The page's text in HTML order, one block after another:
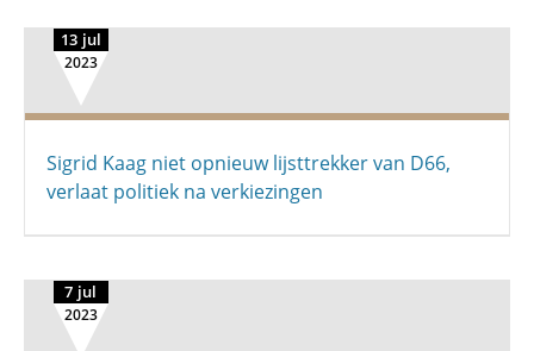
13 jul
2023
Sigrid Kaag niet opnieuw lijsttrekker van D66,
verlaat politiek na verkiezingen
7 jul
2023